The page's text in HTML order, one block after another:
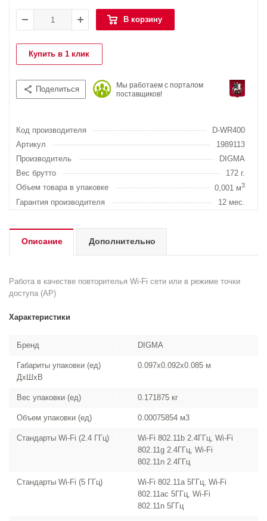
В корзину
Купить в 1 клик
Поделиться
Мы работаем с порталом
поставщиков!
Код производителя
D-WR400
Артикул
1989113
Производитель
DIGMA
Вес брутто
172 г.
Объем товара в упаковке
0,001 м3
Гарантия производителя 12 мес.
Описание Дополнительно
Работа в качестве повторителья Wi-Fi сети или в режиме точки
доступа (AP)
Характеристики
Бренд DIGMA
Габариты упаковки (ед)
ДхШхВ
0.097x0.092x0.085 м
Вес упаковки (ед) 0.171875 кг
Объем упаковки (ед) 0.00075854 м3
Стандарты Wi-Fi (2.4 ГГц)
Wi-Fi 802.11b 2.4ГГц, Wi-Fi
802.11g 2.4ГГц, Wi-Fi
802.11n 2.4ГГц
Стандарты Wi-Fi (5 ГГц)
Wi-Fi 802.11a 5ГГц, Wi-Fi
802.11ac 5ГГц, Wi-Fi
802.11n 5ГГц